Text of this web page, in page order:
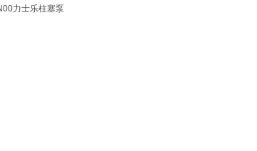
力士乐柱塞泵